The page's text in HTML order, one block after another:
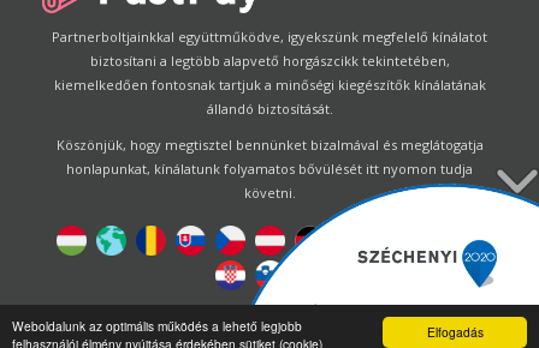
Elfogadás
Weboldalunk az optimális működés a lehető legjobb
felhasználói élmény nyújtása érdekében sütiket (cookie)
Partnerboltjainkkal együttműködve, igyekszünk megfelelő kínálatot
biztosítani a legtöbb alapvető horgászcikk tekintetében,
kiemelkedően fontosnak tartjuk a minőségi kiegészítők kínálatának
állandó biztosítását.
Köszönjük, hogy megtisztel bennünket bizalmával és meglátogatja
honlapunkat, kínálatunk folyamatos bővülését itt nyomon tudja
követni.
Designed by Energofish Kft